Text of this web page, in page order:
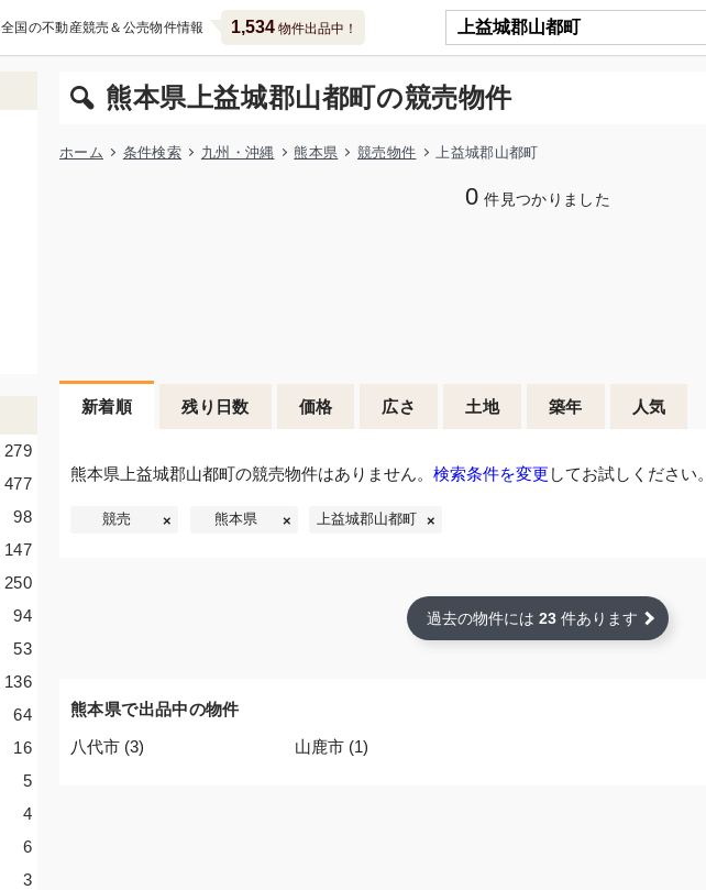
全国の不動産競売＆公売物件情報 1,534物件出品中！
熊本県上益城郡山都町の競売物件
ホーム 条件検索 九州・沖縄 熊本県 競売物件 上益城郡山都町
0 件見つかりました
新着順 残り日数 価格 広さ 土地 築年 人気
熊本県上益城郡山都町の競売物件はありません。 検索条件を変更 してお試しください。
競売 熊本県 上益城郡山都町
過去の物件には 23 件あります
熊本県で出品中の物件
八代市 (3) 山鹿市 (1)
279
477
98
147
250
94
53
136
64
16
5
4
6
3